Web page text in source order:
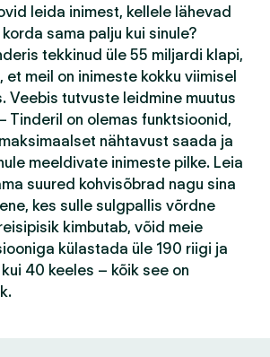
leida inimest, kellele lähevad
sama palju kui sinule?
tekkinud üle 55 miljardi klapi,
et meil on inimeste kokku viimisel
Veebis tutvuste leidmine muutus
Tinderil on olemas funktsioonid,
nähtavust saada ja
meeldivate inimeste pilke. Leia
suured kohvisõbrad nagu sina
kes sulle sulgpallis võrdne
kimbutab, võid meie
külastada üle 190 riigi ja
40 keeles – kõik see on